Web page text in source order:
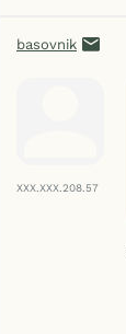
basovnik
XXX.XXX.208.57